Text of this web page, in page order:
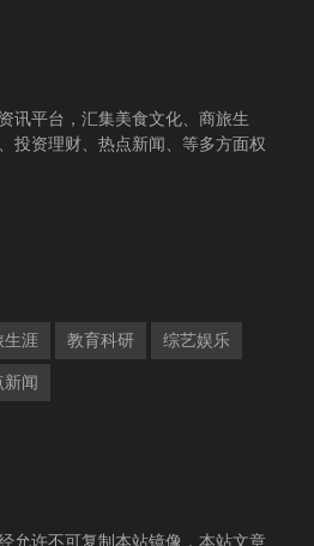
讯平台，汇集美食文化、商旅生
投资理财、热点新闻、等多方面权
生涯 教育科研 综艺娱乐
新闻
允许不可复制本站镜像，本站文章